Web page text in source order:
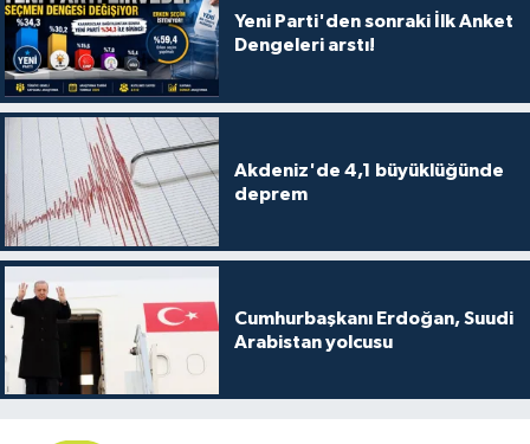
Yeni Parti'den sonraki İlk Anket
Dengeleri arstı!
Akdeniz'de 4,1 büyüklüğünde
deprem
Cumhurbaşkanı Erdoğan, Suudi
Arabistan yolcusu